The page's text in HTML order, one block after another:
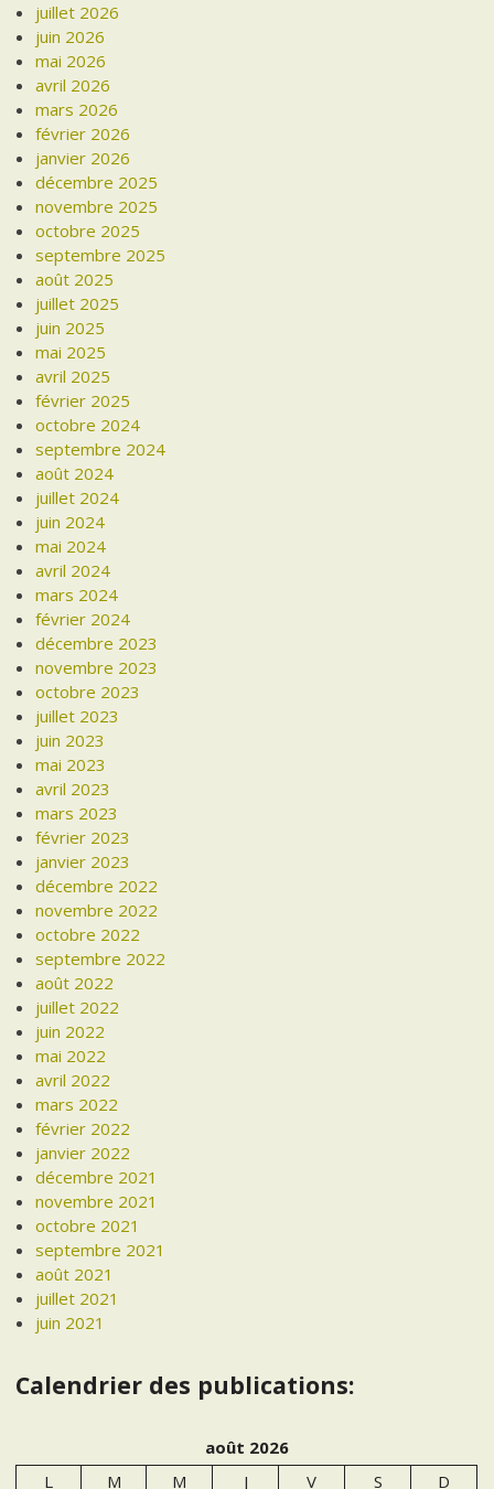
juillet 2026
juin 2026
mai 2026
avril 2026
mars 2026
février 2026
janvier 2026
décembre 2025
novembre 2025
octobre 2025
septembre 2025
août 2025
juillet 2025
juin 2025
mai 2025
avril 2025
février 2025
octobre 2024
septembre 2024
août 2024
juillet 2024
juin 2024
mai 2024
avril 2024
mars 2024
février 2024
décembre 2023
novembre 2023
octobre 2023
juillet 2023
juin 2023
mai 2023
avril 2023
mars 2023
février 2023
janvier 2023
décembre 2022
novembre 2022
octobre 2022
septembre 2022
août 2022
juillet 2022
juin 2022
mai 2022
avril 2022
mars 2022
février 2022
janvier 2022
décembre 2021
novembre 2021
octobre 2021
septembre 2021
août 2021
juillet 2021
juin 2021
Calendrier des publications:
août 2026
L
M M J V S D